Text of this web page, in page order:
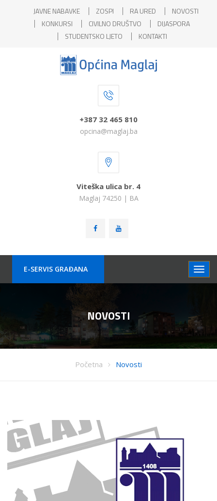
JAVNE NABAVKE ZOSPI RA URED
NOVOSTI
KONKURSI
CIVILNO DRUŠTVO
DIJASPORA
STUDENTSKO LJETO
KONTAKTI
+387 32 465 810
opcina@maglaj.ba
Viteška ulica br. 4
Maglaj 74250 | BA
E-SERVIS GRAÐANA
NOVOSTI
Početna Novosti